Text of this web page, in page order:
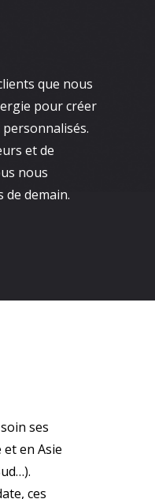
que nous
pour créer
et de
nous
de demain.
ses
en Asie
ces